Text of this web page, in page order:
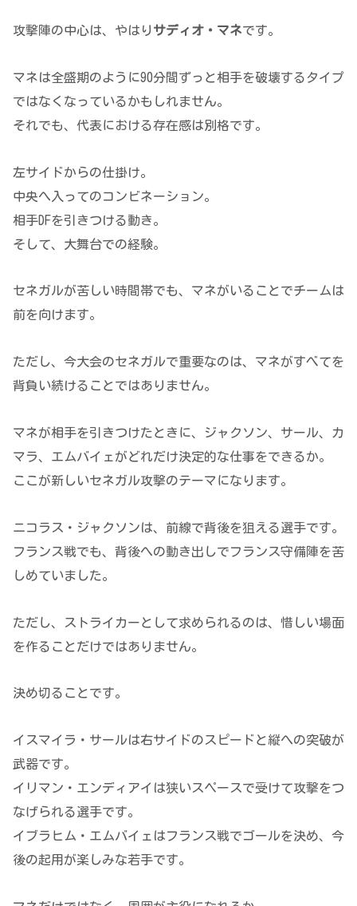
攻撃陣の中心は、やはり サディオ・マネです。
マネは全盛期のように90分間ずっと相手を破壊するタイプ
ではなくなっているかもしれません。
それでも、代表における存在感は別格です。
左サイドからの仕掛け。
中央へ入ってのコンビネーション。
相手DFを引きつける動き。
そして、大舞台での経験。
セネガルが苦しい時間帯でも、マネがいることでチームは
前を向けます。
ただし、今大会のセネガルで重要なのは、マネがすべてを
背負い続けることではありません。
マネが相手を引きつけたときに、ジャクソン、サール、カ
マラ、エムバイェがどれだけ決定的な仕事をできるか。
ここが新しいセネガル攻撃のテーマになります。
ニコラス・ジャクソンは、前線で背後を狙える選手です。
フランス戦でも、背後への動き出しでフランス守備陣を苦
しめていました。
ただし、ストライカーとして求められるのは、惜しい場面
を作ることだけではありません。
決め切ることです。
イスマイラ・サールは右サイドのスピードと縦への突破が
武器です。
イリマン・エンディアイは狭いスペースで受けて攻撃をつ
なげられる選手です。
イブラヒム・エムバイェはフランス戦でゴールを決め、今
後の起用が楽しみな若手です。